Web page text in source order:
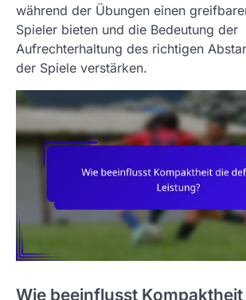
während der Übungen einen
Spieler bieten und die Bedeutung der
Aufrechterhaltung des richtigen
der Spiele verstärken.
Wie beeinflusst Kompaktheit